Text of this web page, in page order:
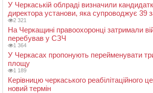
У Черкаській облраді визначили
директора установи, яка супроводжує 39
2 321
На Черкащині правоохоронці затримали
перебував у СЗЧ
1 364
У Черкасах пропонують перейменувати
площу
1 189
Керівницю черкаського реабілітаційного
новий термін